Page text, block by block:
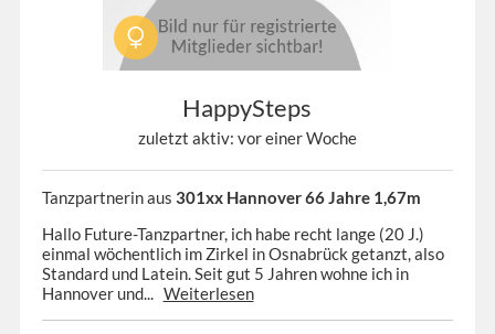
HappySteps
zuletzt aktiv: vor einer Woche
Tanzpartnerin aus 301xx Hannover 66 Jahre 1,67m
Hallo Future-Tanzpartner, ich habe recht lange (20 J.)
einmal wöchentlich im Zirkel in Osnabrück getanzt, also
Standard und Latein. Seit gut 5 Jahren wohne ich in
Hannover und... Weiterlesen